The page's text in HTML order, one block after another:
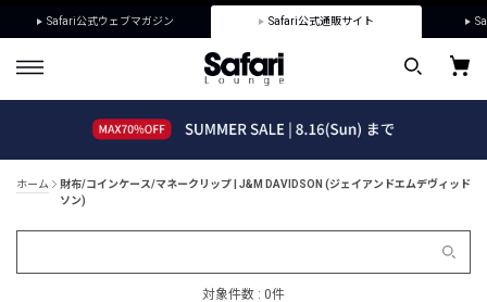
Safari公式ウェブマガジン Safari公式通販サイト
ホーム
財布/コインケース/マネークリップ | J&M DAVIDSON (ジェイアンドエムデヴィッド
ソン)
対象件数 : 0件